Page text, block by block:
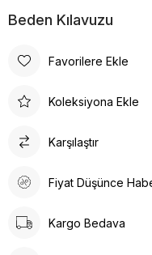
Beden Kılavuzu
Favorilere Ekle
Koleksiyona Ekle
Karşılaştır
Fiyat Düşünce
Kargo Bedava